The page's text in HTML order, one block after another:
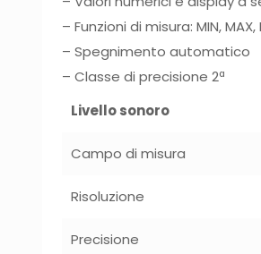
– Funzioni di misura: MIN, MAX,
– Spegnimento automatico
– Classe di precisione 2ª
Livello sonoro
Campo di misura
Risoluzione
Precisione